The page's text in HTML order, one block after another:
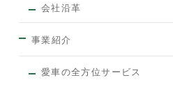
会社沿革
事業紹介
愛車の全方位サービス